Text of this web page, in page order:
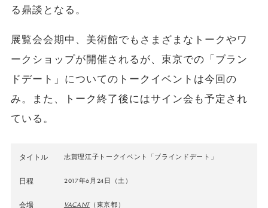
る鼎談となる。
展覧会会期中、美術館でもさまざまなトークやワ
ークショップが開催されるが、東京での「ブラン
ドデート」についてのトークイベントは今回の
み。また、トーク終了後にはサイン会も予定され
ている。
タイトル 志賀理江子トークイベント「ブラインドデート」
日程 2017年6月24日（土）
会場 VACANT（東京都）